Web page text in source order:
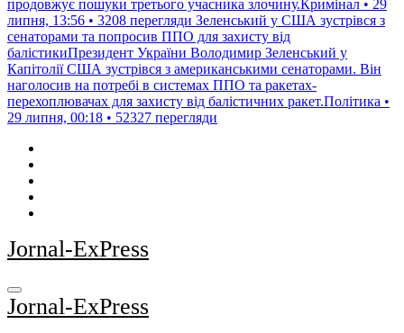
продовжує пошуки третього учасника злочину.Кримінал • 29
липня, 13:56 • 3208 перегляди Зеленський у США зустрівся з
сенаторами та попросив ППО для захисту від
балістикиПрезидент України Володимир Зеленський у
Капітолії США зустрівся з американськими сенаторами. Він
наголосив на потребі в системах ППО та ракетах-
перехоплювачах для захисту від балістичних ракет.Політика •
29 липня, 00:18 • 52327 перегляди
Jornal-ExPress
Jornal-ExPress